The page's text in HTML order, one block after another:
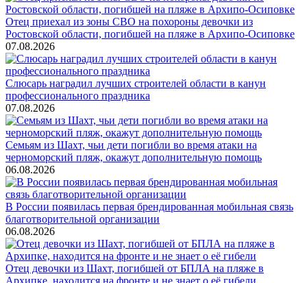
Отец приехал из зоны СВО на похороны девочки из
Ростовской области, погибшей на пляже в Архипо-Осиповке
07.08.2026
Слюсарь наградил лучших строителей области в канун
профессионального праздника
07.08.2026
Семьям из Шахт, чьи дети погибли во время атаки на
черноморский пляж, окажут дополнительную помощь
06.08.2026
В России появилась первая брендированная мобильная связь
благотворительной организации
06.08.2026
Отец девочки из Шахт, погибшей от БПЛА на пляже в
Архипке, находится на фронте и не знает о её гибели